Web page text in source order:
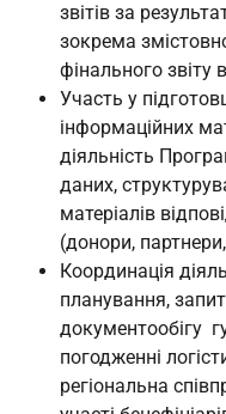
звітів за
зокрема
фінального
Участь у
інформаційних
діяльність
даних,
матеріалів
(донори,
Координація
планування,
документообігу
погодженні
регіональна